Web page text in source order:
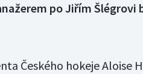
po Jiřím Šlégrovi
Českého hokeje Aloise